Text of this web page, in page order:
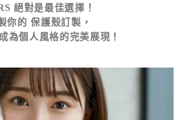
絕對是最佳選擇！
你的保護殼訂製 ，
為個人風格的完美展現！